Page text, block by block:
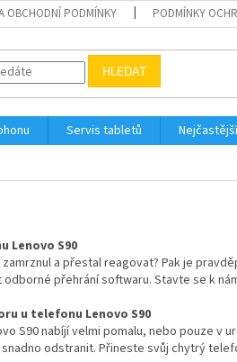
OBCHODNÍ PODMÍNKY PODMÍNKY
HLEDAT
Servis tabletů
Lenovo S90
a přestal reagovat? Pak je
přehrání softwaru. Stavte se k
u telefonu Lenovo S90
S90 nabíjí velmi pomalu, nebo pouze v
odstranit. Přineste svůj chytrý